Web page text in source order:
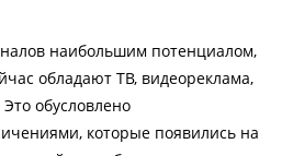
наибольшим потенциалом,
обладают ТВ, видеореклама,
обусловлено
которые появились на